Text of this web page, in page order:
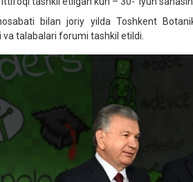
bilan joriy yilda Toshkent
va talabalari forumi tashkil etildi.